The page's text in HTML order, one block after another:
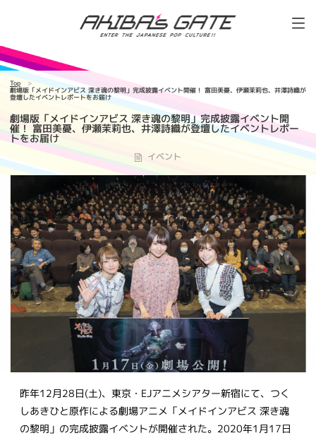
Top
劇場版「メイドインアビス 深き魂の黎明」完成披露イベント開催！ 富田美憂、伊瀬茉莉也、井澤詩織が
登壇したイベントレポートをお届け
劇場版「メイドインアビス 深き魂の黎明」完成披露イベント開
催！ 富田美憂、伊瀬茉莉也、井澤詩織が登壇したイベントレポー
トをお届け
イベント
昨年12月28日(土)、東京・EJアニメシアター新宿にて、つく
しあきひと原作による劇場アニメ「メイドインアビス 深き魂
の黎明」の完成披露イベントが開催された。2020年1月17日